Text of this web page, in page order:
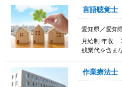
言語聴覚士
愛知県／愛知
月給制 年収
残業代を含ま
作業療法士